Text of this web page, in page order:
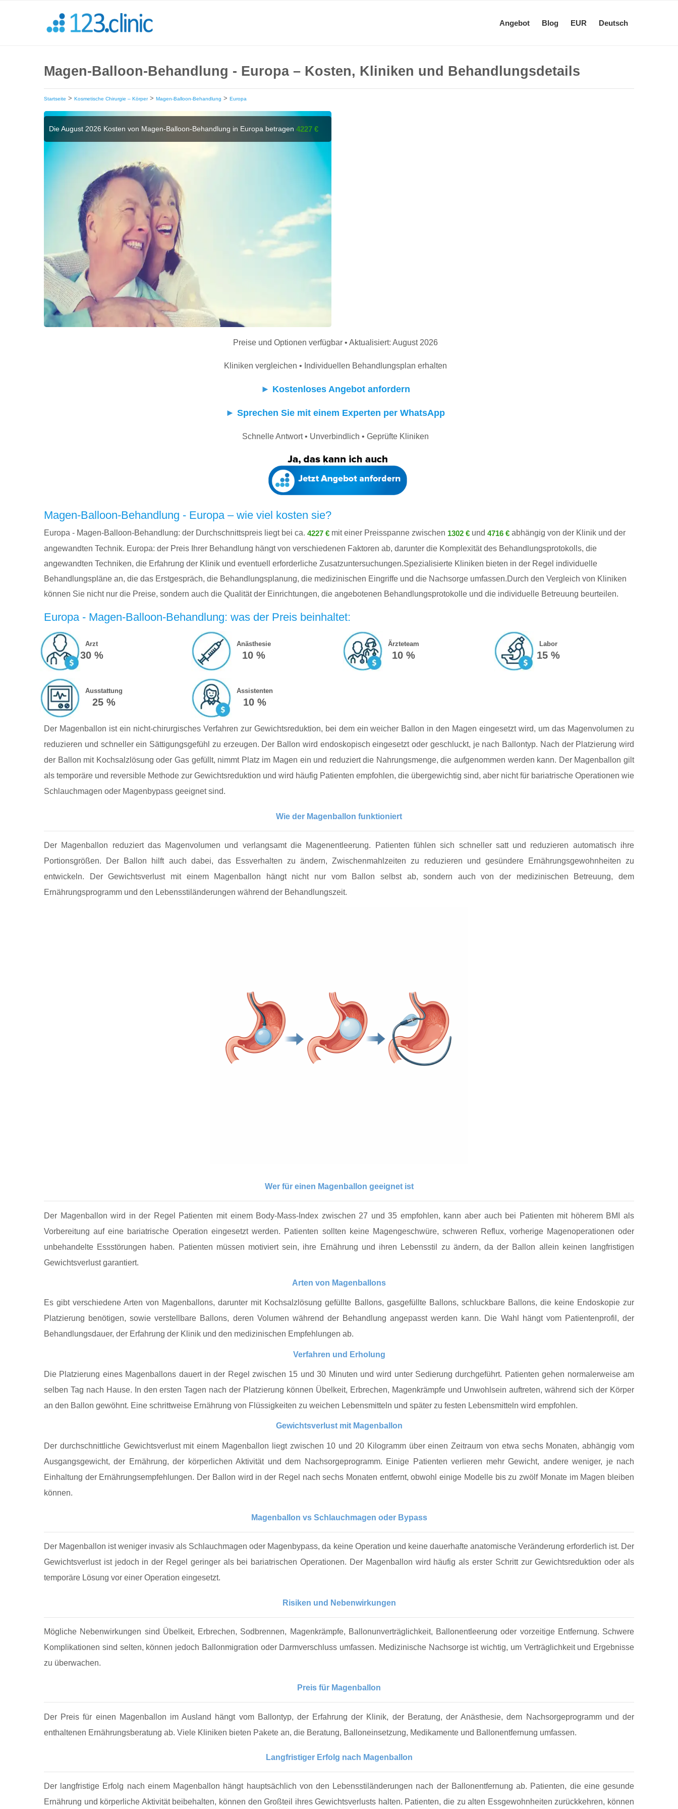
Angebot Blog EUR Deutsch
Magen-Balloon-Behandlung - Europa – Kosten, Kliniken und Behandlungsdetails
Startseite > Kosmetische Chirurgie – Körper> Magen-Balloon-Behandlung > Europa
Die August 2026 Kosten von Magen-Balloon-Behandlung in Europa betragen 4227 €
Preise und Optionen verfügbar • Aktualisiert: August 2026
Kliniken vergleichen • Individuellen Behandlungsplan erhalten
► Kostenloses Angebot anfordern
► Sprechen Sie mit einem Experten per WhatsApp
Schnelle Antwort • Unverbindlich • Geprüfte Kliniken
Magen-Balloon-Behandlung - Europa – wie viel kosten sie?
Europa - Magen-Balloon-Behandlung: der Durchschnittspreis liegt bei ca. 4227 € mit einer Preisspanne zwischen 1302 € und 4716 € abhängig von der Klinik und der
angewandten Technik. Europa: der Preis Ihrer Behandlung hängt von verschiedenen Faktoren ab, darunter die Komplexität des Behandlungsprotokolls, die
angewandten Techniken, die Erfahrung der Klinik und eventuell erforderliche Zusatzuntersuchungen.Spezialisierte Kliniken bieten in der Regel individuelle
Behandlungspläne an, die das Erstgespräch, die Behandlungsplanung, die medizinischen Eingriffe und die Nachsorge umfassen.Durch den Vergleich von Kliniken
können Sie nicht nur die Preise, sondern auch die Qualität der Einrichtungen, die angebotenen Behandlungsprotokolle und die individuelle Betreuung beurteilen.
Europa - Magen-Balloon-Behandlung: was der Preis beinhaltet:
Arzt
30 %
Anästhesie
10 %
Ärzteteam
10 %
Labor
15 %
Ausstattung
25 %
Assistenten
10 %
Der Magenballon ist ein nicht-chirurgisches Verfahren zur Gewichtsreduktion, bei dem ein weicher Ballon in den Magen eingesetzt wird, um das Magenvolumen zu
reduzieren und schneller ein Sättigungsgefühl zu erzeugen. Der Ballon wird endoskopisch eingesetzt oder geschluckt, je nach Ballontyp. Nach der Platzierung wird
der Ballon mit Kochsalzlösung oder Gas gefüllt, nimmt Platz im Magen ein und reduziert die Nahrungsmenge, die aufgenommen werden kann. Der Magenballon gilt
als temporäre und reversible Methode zur Gewichtsreduktion und wird häufig Patienten empfohlen, die übergewichtig sind, aber nicht für bariatrische Operationen wie
Schlauchmagen oder Magenbypass geeignet sind.
Wie der Magenballon funktioniert
Der Magenballon reduziert das Magenvolumen und verlangsamt die Magenentleerung. Patienten fühlen sich schneller satt und reduzieren automatisch ihre
Portionsgrößen. Der Ballon hilft auch dabei, das Essverhalten zu ändern, Zwischenmahlzeiten zu reduzieren und gesündere Ernährungsgewohnheiten zu
entwickeln. Der Gewichtsverlust mit einem Magenballon hängt nicht nur vom Ballon selbst ab, sondern auch von der medizinischen Betreuung, dem
Ernährungsprogramm und den Lebensstiländerungen während der Behandlungszeit.
Wer für einen Magenballon geeignet ist
Der Magenballon wird in der Regel Patienten mit einem Body-Mass-Index zwischen 27 und 35 empfohlen, kann aber auch bei Patienten mit höherem BMI als
Vorbereitung auf eine bariatrische Operation eingesetzt werden. Patienten sollten keine Magengeschwüre, schweren Reflux, vorherige Magenoperationen oder
unbehandelte Essstörungen haben. Patienten müssen motiviert sein, ihre Ernährung und ihren Lebensstil zu ändern, da der Ballon allein keinen langfristigen
Gewichtsverlust garantiert.
Arten von Magenballons
Es gibt verschiedene Arten von Magenballons, darunter mit Kochsalzlösung gefüllte Ballons, gasgefüllte Ballons, schluckbare Ballons, die keine Endoskopie zur
Platzierung benötigen, sowie verstellbare Ballons, deren Volumen während der Behandlung angepasst werden kann. Die Wahl hängt vom Patientenprofil, der
Behandlungsdauer, der Erfahrung der Klinik und den medizinischen Empfehlungen ab.
Verfahren und Erholung
Die Platzierung eines Magenballons dauert in der Regel zwischen 15 und 30 Minuten und wird unter Sedierung durchgeführt. Patienten gehen normalerweise am
selben Tag nach Hause. In den ersten Tagen nach der Platzierung können Übelkeit, Erbrechen, Magenkrämpfe und Unwohlsein auftreten, während sich der Körper
an den Ballon gewöhnt. Eine schrittweise Ernährung von Flüssigkeiten zu weichen Lebensmitteln und später zu festen Lebensmitteln wird empfohlen.
Gewichtsverlust mit Magenballon
Der durchschnittliche Gewichtsverlust mit einem Magenballon liegt zwischen 10 und 20 Kilogramm über einen Zeitraum von etwa sechs Monaten, abhängig vom
Ausgangsgewicht, der Ernährung, der körperlichen Aktivität und dem Nachsorgeprogramm. Einige Patienten verlieren mehr Gewicht, andere weniger, je nach
Einhaltung der Ernährungsempfehlungen. Der Ballon wird in der Regel nach sechs Monaten entfernt, obwohl einige Modelle bis zu zwölf Monate im Magen bleiben
können.
Magenballon vs Schlauchmagen oder Bypass
Der Magenballon ist weniger invasiv als Schlauchmagen oder Magenbypass, da keine Operation und keine dauerhafte anatomische Veränderung erforderlich ist. Der
Gewichtsverlust ist jedoch in der Regel geringer als bei bariatrischen Operationen. Der Magenballon wird häufig als erster Schritt zur Gewichtsreduktion oder als
temporäre Lösung vor einer Operation eingesetzt.
Risiken und Nebenwirkungen
Mögliche Nebenwirkungen sind Übelkeit, Erbrechen, Sodbrennen, Magenkrämpfe, Ballonunverträglichkeit, Ballonentleerung oder vorzeitige Entfernung. Schwere
Komplikationen sind selten, können jedoch Ballonmigration oder Darmverschluss umfassen. Medizinische Nachsorge ist wichtig, um Verträglichkeit und Ergebnisse
zu überwachen.
Preis für Magenballon
Der Preis für einen Magenballon im Ausland hängt vom Ballontyp, der Erfahrung der Klinik, der Beratung, der Anästhesie, dem Nachsorgeprogramm und der
enthaltenen Ernährungsberatung ab. Viele Kliniken bieten Pakete an, die Beratung, Balloneinsetzung, Medikamente und Ballonentfernung umfassen.
Langfristiger Erfolg nach Magenballon
Der langfristige Erfolg nach einem Magenballon hängt hauptsächlich von den Lebensstiländerungen nach der Ballonentfernung ab. Patienten, die eine gesunde
Ernährung und körperliche Aktivität beibehalten, können den Großteil ihres Gewichtsverlusts halten. Patienten, die zu alten Essgewohnheiten zurückkehren, können